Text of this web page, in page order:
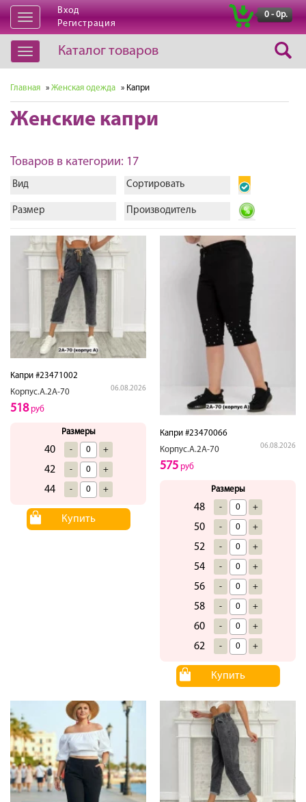
Открыть
навигацию
Вход
Регистрация
0 - 0р.
Открыть
навигацию
Каталог товаров
Главная » Женская одежда » Капри
Женские капри
Товаров в категории: 17
Вид Сортировать
Размер Производитель
Капри #23471002
Корпус.А.2А-70
06.08.2026
518руб
Размеры
40 - +
42 - +
44 - +
Купить
Капри #23470066
Корпус.А.2А-70
06.08.2026
575 руб
Размеры
48 - +
50 - +
52 - +
54 - +
56 - +
58 - +
60 - +
62 - +
Купить